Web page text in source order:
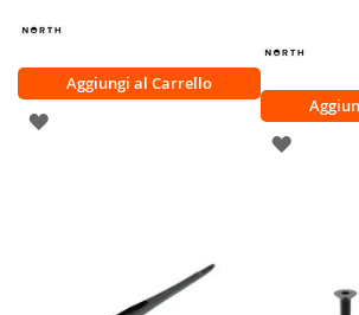
Aggiungi al Carrello
AGGIUNGI